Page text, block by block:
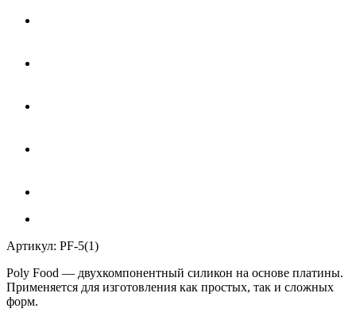
Артикул: PF-5(1)
Poly Food — двухкомпонентный силикон на основе платины.
Применяется для изготовления как простых, так и сложных
форм.